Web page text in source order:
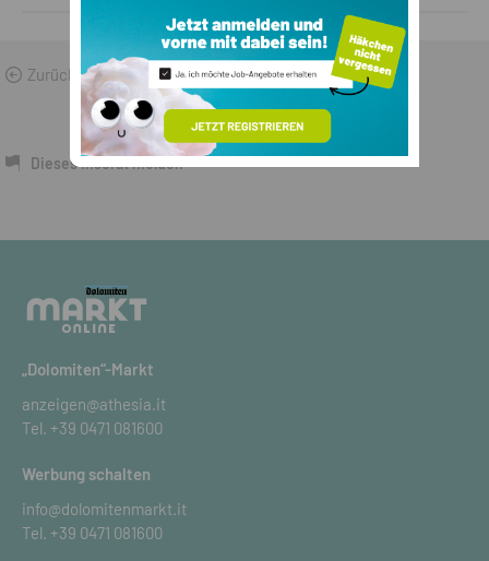
Zurück zu den Suchergebnissen
Dieses Inserat melden
„Dolomiten“-Markt
anzeigen@athesia.it
Tel. +39 0471 081600
Werbung schalten
info@dolomitenmarkt.it
Tel. +39 0471 081600